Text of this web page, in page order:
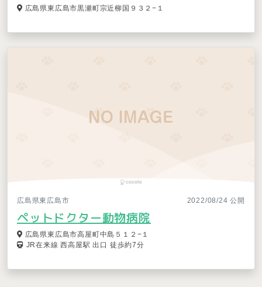
広島県東広島市黒瀬町宗近柳国９３２−１
広島県東広島市 2022/08/24 公開
ペットドクター動物病院
広島県東広島市高屋町中島５１２−１
JR在来線 西高屋駅 出口 徒歩約7分